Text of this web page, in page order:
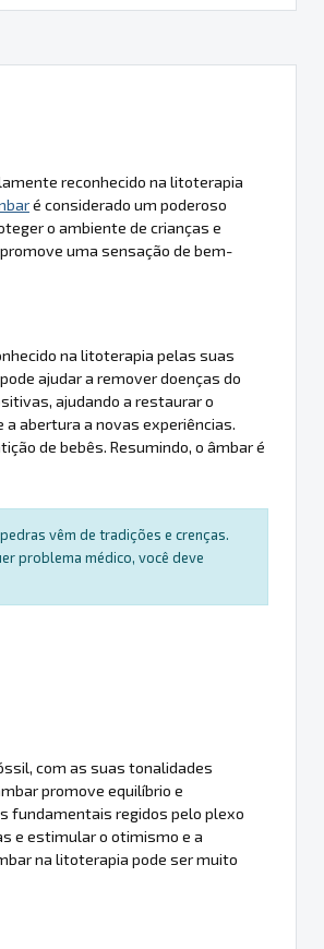
reconhecido na litoterapia
é considerado um poderoso
o ambiente de crianças e
promove uma sensação de bem-
na litoterapia pelas suas
ajudar a remover doenças do
ajudando a restaurar o
abertura a novas experiências.
de bebês. Resumindo, o âmbar é
vêm de tradições e crenças.
problema médico, você deve
com as suas tonalidades
promove equilíbrio e
fundamentais regidos pelo plexo
e estimular o otimismo e a
na litoterapia pode ser muito